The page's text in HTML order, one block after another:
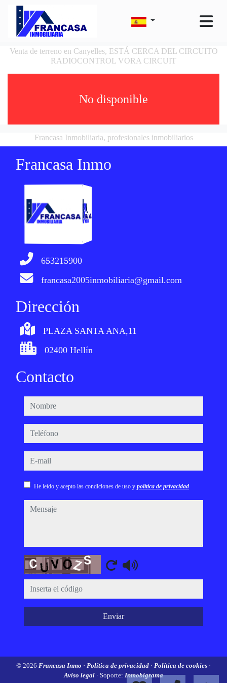
Venta de terreno en Canyelles, ESTÁ CERCA DEL CIRCUITO
RADIOCONTROL VORA CIRCUIT
No disponible
Francasa Inmobiliaria, profesionales inmobiliarios
Francasa Inmo
653215900
francasa2005inmobiliaria@gmail.com
Dirección
PLAZA SANTA ANA,11
02400 Hellín
Contacto
nombre
teléfono
e-mail
He leído y acepto las condiciones de uso y política de privacidad
mensaje
Captcha
Enviar
© 2026 Francasa Inmo · Política de privacidad · Política de cookies ·
Aviso legal · Soporte: Inmobigrama